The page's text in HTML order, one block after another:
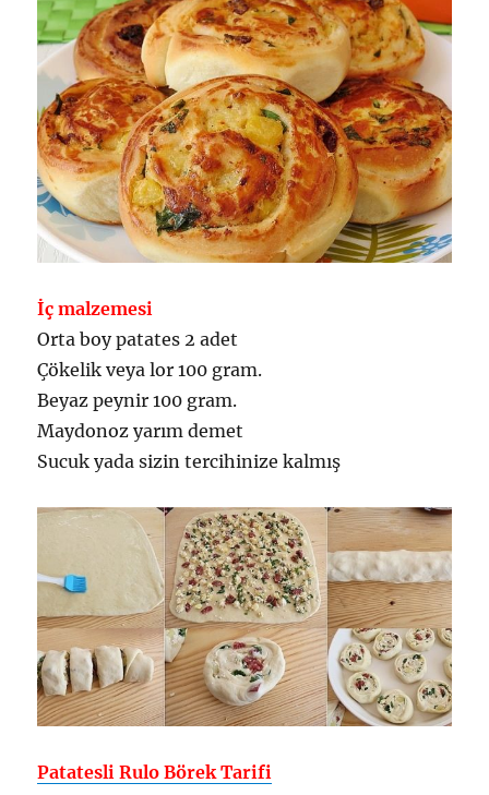
İç malzemesi
Orta boy patates 2 adet
Çökelik veya lor 100 gram.
Beyaz peynir 100 gram.
Maydonoz yarım demet
Sucuk yada sizin tercihinize kalmış
Patatesli Rulo Börek Tarifi